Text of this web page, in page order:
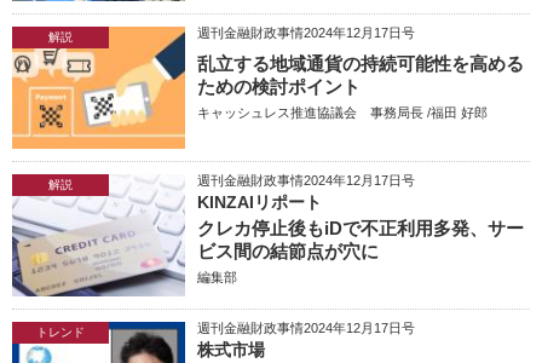
解説 週刊金融財政事情2024年12月17日号
乱立する地域通貨の持続可能性を高める
ための検討ポイント
キャッシュレス推進協議会 事務局長 /福田 好郎
解説 週刊金融財政事情2024年12月17日号
KINZAIリポート
クレカ停止後もiDで不正利用多発、サー
ビス間の結節点が穴に
編集部
トレンド 週刊金融財政事情2024年12月17日号
株式市場